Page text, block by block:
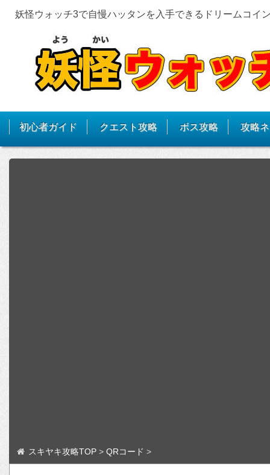
妖怪ウォッチ3で自慢ハッタンを入手できるドリームコイ
初心者ガイド クエスト攻略 ボス攻略 攻略
スキヤキ攻略TOP > QRコード >